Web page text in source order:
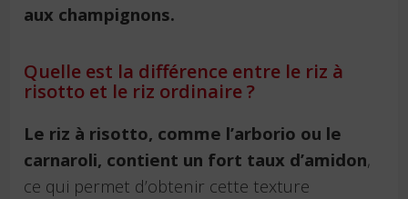
aux champignons.
Quelle est la différence entre le riz à
risotto et le riz ordinaire ?
Le riz à risotto, comme l’arborio ou le
carnaroli, contient un fort taux d’amidon,
ce qui permet d’obtenir cette texture